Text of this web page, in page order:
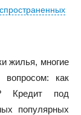
жилья, многие
как
Кредит под
популярных